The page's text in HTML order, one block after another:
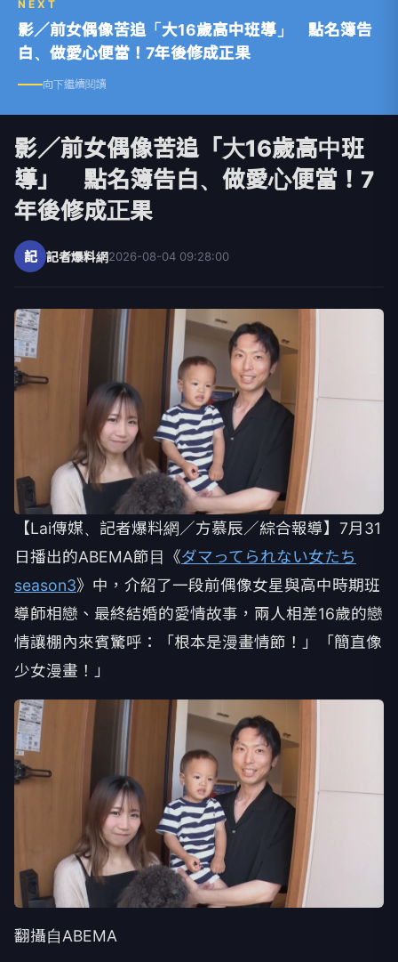
NEXT
影／前女偶像苦追「大16歲高中班導」 點名簿告
白、做愛心便當！7年後修成正果
向下繼續閱讀
影／前女偶像苦追「大16歲高中班
導」 點名簿告白、做愛心便當！7
年後修成正果
記 記者爆料網2026-08-04 09:28:00
【Lai傳媒、記者爆料網／方慕辰／綜合報導】7月31
日播出的ABEMA節目《ダマってられない女たち
season3》中，介紹了一段前偶像女星與高中時期班
導師相戀、最終結婚的愛情故事，兩人相差16歲的戀
情讓棚內來賓驚呼：「根本是漫畫情節！」「簡直像
少女漫畫！」
翻攝自ABEMA